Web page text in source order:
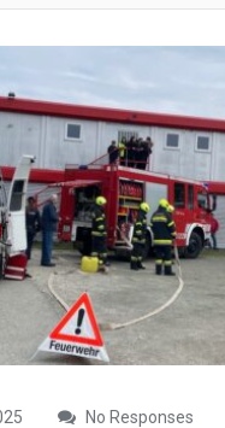
No Responses